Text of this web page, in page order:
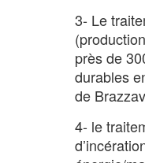
3- Le
près de
durables
de
4- le